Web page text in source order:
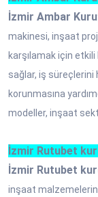
İzmir Ambar
makinesi, inşaat
karşılamak için
sağlar, iş süreçlerini
korunmasına
modeller, inşaat
İzmir Rutubet
İzmir Rutubet
inşaat